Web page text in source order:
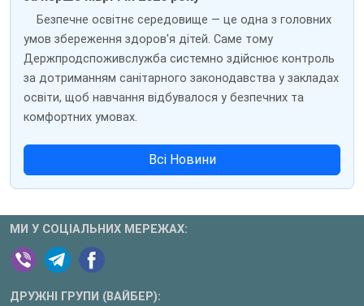
Безпечне освітнє середовище — це одна з головних
умов збереження здоров'я дітей. Саме тому
Держпродспоживслужба системно здійснює контроль
за дотриманням санітарного законодавства у закладах
освіти, щоб навчання відбувалося у безпечних та
комфортних умовах.
Всі Новини
МИ У СОЦІАЛЬНИХ МЕРЕЖАХ:
ДРУЖНІ ГРУПИ (ВАЙБЕР):